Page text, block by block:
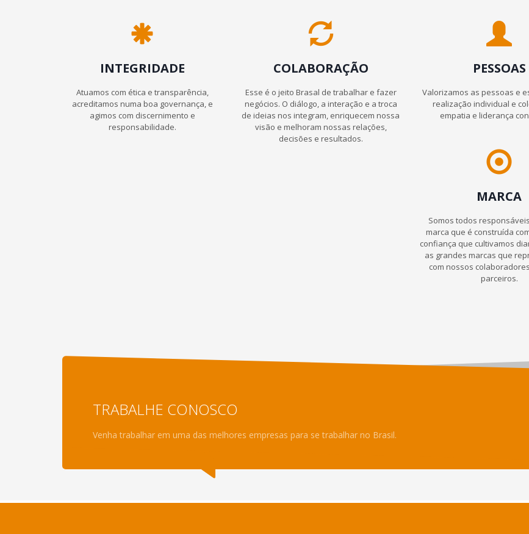
INTEGRIDADE
Atuamos com ética e transparência,
acreditamos numa boa governança, e
agimos com discernimento e
responsabilidade.
COLABORAÇÃO
Esse é o jeito Brasal de trabalhar e fazer
negócios. O diálogo, a interação e a troca
de ideias nos integram, enriquecem nossa
visão e melhoram nossas relações,
decisões e resultados.
PESSOAS
Valorizamos as pessoas e
realização individual e
empatia e liderança
MARCA
Somos todos
marca que é construída
confiança que cultivamos
as grandes marcas que
com nossos
parceiros.
TRABALHE CONOSCO
Venha trabalhar em uma das melhores empresas para se trabalhar no Brasil.